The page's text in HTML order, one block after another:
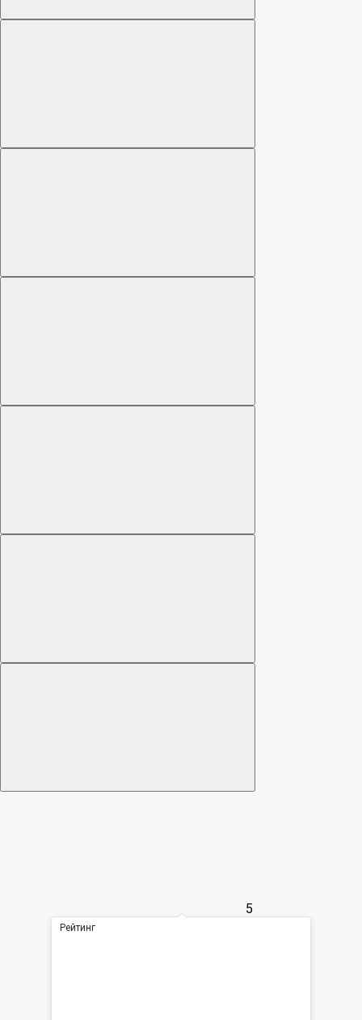
5
Рейтинг